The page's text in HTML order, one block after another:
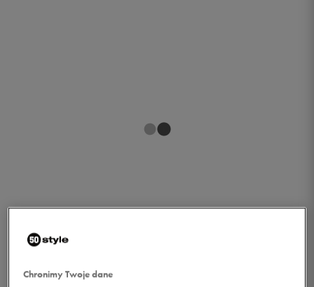
Chronimy Twoje dane